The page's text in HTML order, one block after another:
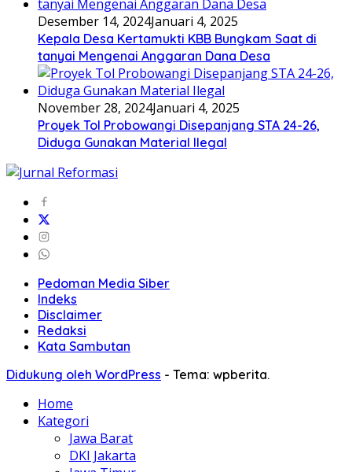
Desember 14, 2024Januari 4, 2025
Kepala Desa Kertamukti KBB Bungkam Saat di
tanyai Mengenai Anggaran Dana Desa
November 28, 2024Januari 4, 2025
Proyek Tol Probowangi Disepanjang STA 24-26,
Diduga Gunakan Material Ilegal
Pedoman Media Siber
Indeks
Disclaimer
Redaksi
Kata Sambutan
Didukung oleh WordPress - Tema: wpberita.
Home
Kategori
Jawa Barat
DKI Jakarta